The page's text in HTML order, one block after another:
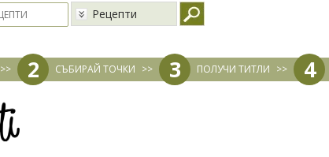
Рецепти
>> 2 СЪБИРАЙ ТОЧКИ >> 3 ПОЛУЧИ ТИТЛИ >> 4